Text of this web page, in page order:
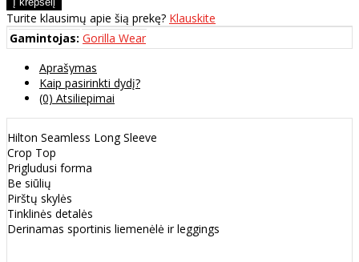
Turite klausimų apie šią prekę? Klauskite
Gamintojas: Gorilla Wear
Aprašymas
Kaip pasirinkti dydį?
(0) Atsiliepimai
Hilton Seamless Long Sleeve
Crop Top
Prigludusi forma
Be siūlių
Pirštų skylės
Tinklinės detalės
Derinamas sportinis liemenėlė ir leggings